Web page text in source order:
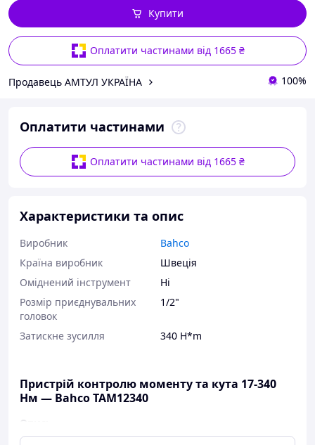
Оплатити частинами від 1665 ₴
Купити
Продавець АМТУЛ УКРАЇНА 100%
Оплатити частинами
Оплатити частинами від 1665 ₴
Характеристики та опис
Виробник
Bahco
Країна виробник
Швеція
Оміднений інструмент
Ні
Розмір приєднувальних
головок
1/2"
Затискне зусилля 340 H*m
Пристрій контролю моменту та кута 17-340
Нм — Bahco TAM12340
Опис: